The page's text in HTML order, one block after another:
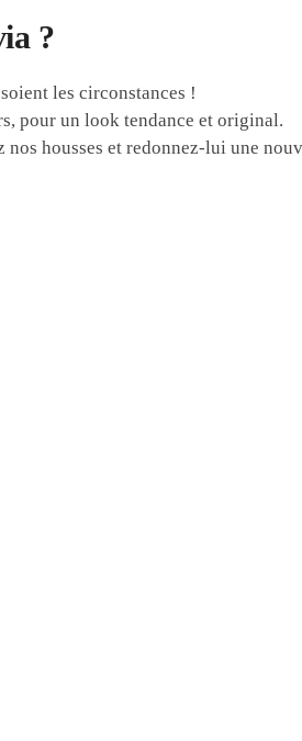
?
les circonstances !
pour un look tendance et original.
nos housses et redonnez-lui une